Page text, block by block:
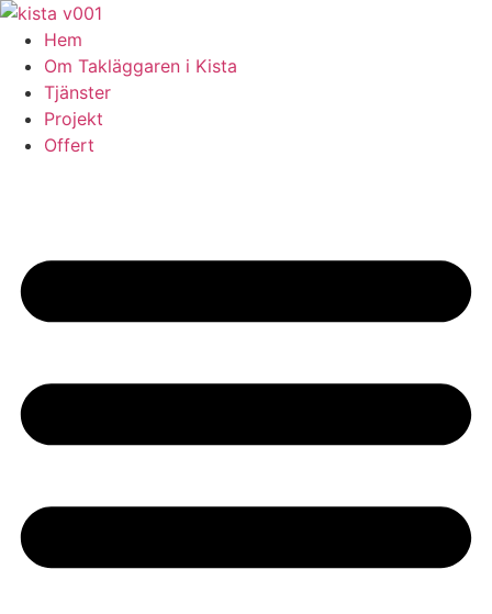
Skip
content
Hem
Om Takläggaren i Kista
Tjänster
Projekt
Offert